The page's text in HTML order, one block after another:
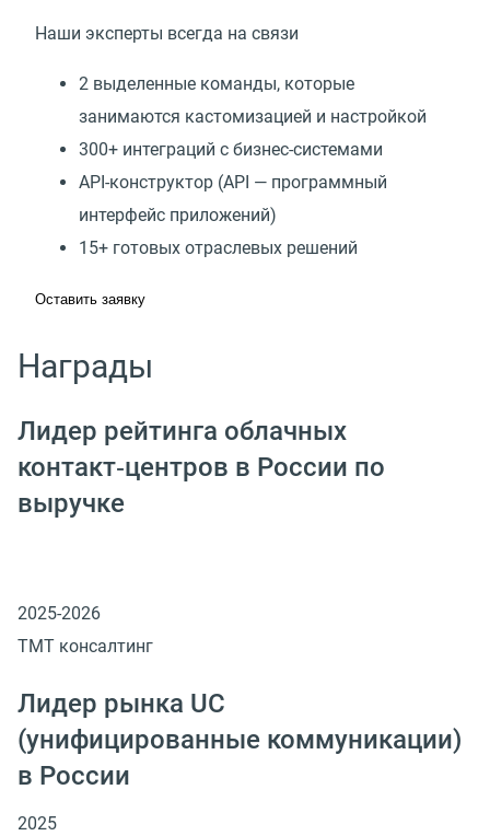
Наши эксперты всегда на связи
2 выделенные команды, которые
занимаются кастомизацией и настройкой
300+ интеграций с бизнес-системами
API-конструктор (API — программный
интерфейс приложений)
15+ готовых отраслевых решений
Оставить заявку
Награды
Лидер рейтинга облачных
контакт‑центров в России по
выручке
2025-2026
ТМТ консалтинг
Лидер рынка UC
(унифицированные коммуникации)
в России
2025